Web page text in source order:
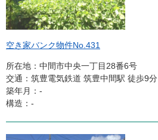
空き家バンク物件No.431
所在地：中間市中央一丁目28番6号
交通：筑豊電気鉄道 筑豊中間駅 徒歩9分
築年月：‐
構造：-